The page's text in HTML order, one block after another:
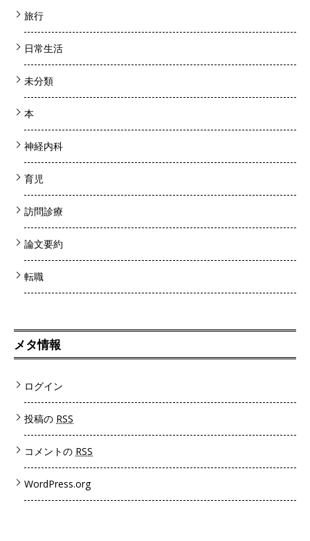
旅行
日常生活
未分類
本
神経内科
育児
訪問診療
論文要約
転職
メタ情報
ログイン
投稿の RSS
コメントの RSS
WordPress.org